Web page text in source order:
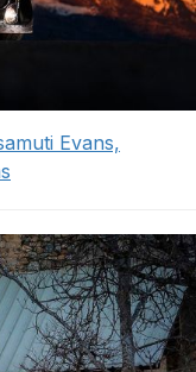
Evans,